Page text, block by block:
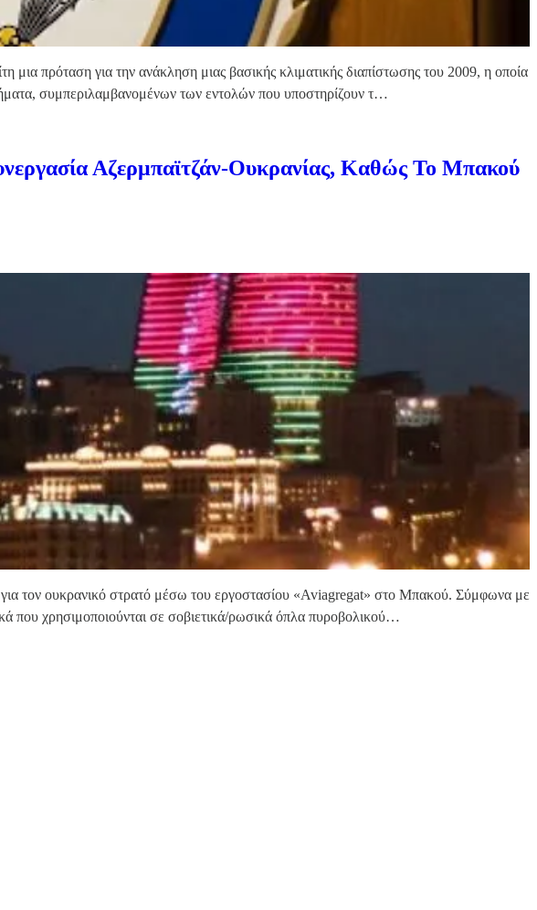
πρόταση για την ανάκληση μιας βασικής κλιματικής διαπίστωσης του 2009, η οποία
συμπεριλαμβανομένων των εντολών που υποστηρίζουν τ…
Αζερμπαϊτζάν-Ουκρανίας, Καθώς Το Μπακού
τον ουκρανικό στρατό μέσω του εργοστασίου «Aviagregat» στο Μπακού. Σύμφωνα με
που χρησιμοποιούνται σε σοβιετικά/ρωσικά όπλα πυροβολικού…